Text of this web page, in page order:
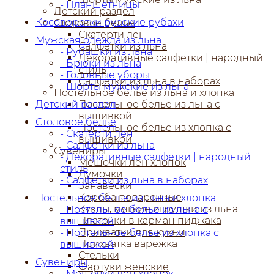
Детский раздел
Столовое белье
Скатерти лен
Салфетки из льна
Декоративные салфетки | народный
стиль
Салфетки из льна в наборах
Постельное белье из льна и хлопка
Постельное белье из льна с
вышивкой
Постельное белье из хлопка с
вышивкой
Сувениры
Мешочки лен хлопок
Думочки
Занавески
Короба подарочные
Куклы, мягкие игрушки из льна
Платочки в карман пиджака
Прихватки для кухни
Прихватка варежка
Стельки
Фартуки женские
- Планшетницы
Косоворотки русские рубахи
Мужская одежда из льна
- Рубашки из льна
- Брюки из льна
- Головные уборы
- Шорты мужские из льна
Детский раздел
Столовое белье
- Скатерти лен
- Салфетки из льна
- Декоративные салфетки | народный
стиль
- Салфетки из льна в наборах
Постельное белье из льна и хлопка
- Постельное белье из льна с
вышивкой
- Постельное белье из хлопка с
вышивкой
Сувениры